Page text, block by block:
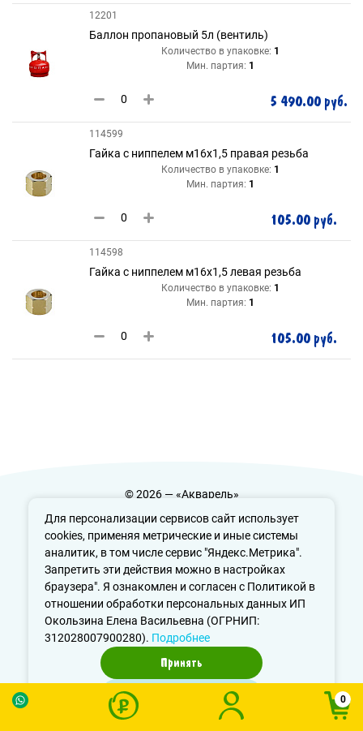
Для персонализации сервисов сайт использует
cookies, применяя метрические и иные системы
аналитик, в том числе сервис "Яндекс.Метрика".
Запретить эти действия можно в настройках
браузера". Я ознакомлен и согласен с Политикой в
отношении обработки персональных данных ИП
Окользина Елена Васильевна (ОГРНИП:
312028007900280). Подробнее
Принять
0
12201
Баллон пропановый 5л (вентиль)
Количество в упаковке: 1
Мин. партия: 1
5 490.00 руб.
114599
Гайка с ниппелем м16х1,5 правая резьба
Количество в упаковке: 1
Мин. партия: 1
105.00 руб.
114598
Гайка с ниппелем м16х1,5 левая резьба
Количество в упаковке: 1
Мин. партия: 1
105.00 руб.
© 2026 — «Акварель»
Политика конфиденциальности